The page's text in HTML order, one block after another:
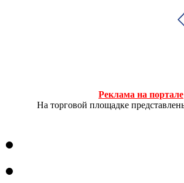
Реклама на портале
На торговой площадке